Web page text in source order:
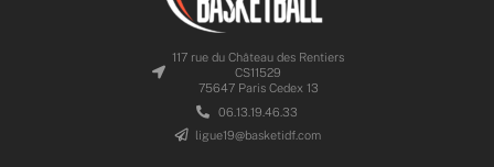
117 rue du Château des Rentiers
CS11529
75647 Paris Cedex 13
06.13.19.46.33
ligue19@basketidf.com